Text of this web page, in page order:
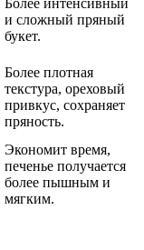
Более интенсивный
и сложный пряный
букет.
Более плотная
текстура, ореховый
привкус, сохраняет
пряность.
Экономит время,
печенье получается
более пышным и
мягким.